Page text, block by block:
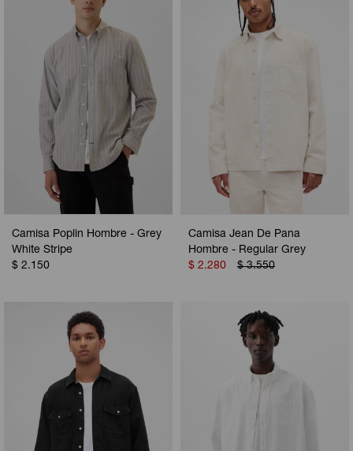
Camisa Poplin Hombre - Grey
White Stripe
$ 2.150
Camisa Jean De Pana
Hombre - Regular Grey
$ 2.280 $ 3.550